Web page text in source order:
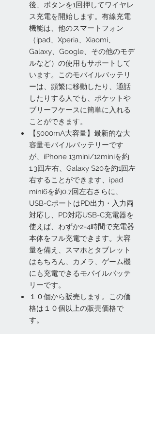
後、ボタンを1回押してワイヤレ
ス充電を開始します。有線充電
機能は、他のスマートフォン
（ipad、Xperia、Xiaomi、
Galaxy、Google、その他のモデ
ルなど）の使用もサポートして
います。このモバイルバッテリ
ーは、頻繁に移動したり、通話
したりする人でも、ポケットや
ブリーフケースに簡単に入れる
ことができます。
【5000mA大容量】最新的な大
容量モバイルバッテリーです
が、iPhone 13mini/12miniを約
1.3回左右、Galaxy S20を約1回左
右することができます、ipad
mini6を約0.7回左右さらに、
USB-CポートはPD出力・入力両
対応し、PD対応USB-C充電器を
使えば、わずか2-4時間で充電器
本体をフル充電できます。大容
量を備え、スマホとタブレット
はもちろん、カメラ、ゲーム機
にも充電できるモバイルバッテ
リーです。
１０個から販売します。この価
格は１０個以上の販売価格で
す。